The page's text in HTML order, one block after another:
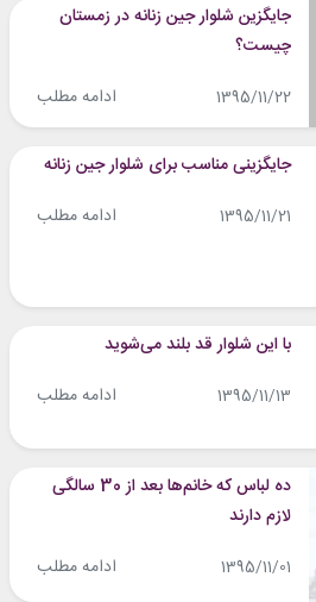
جایگزین شلوار جین زنانه در زمستان
چیست؟
1395/11/22 ادامه مطلب
جایگزینی مناسب برای شلوار جین زنانه
1395/11/21 ادامه مطلب
با این شلوار قد بلند می‌شوید
1395/11/13 ادامه مطلب
ده لباس که خانم‌ها بعد از 30 سالگی
لازم دارند
1395/11/01 ادامه مطلب